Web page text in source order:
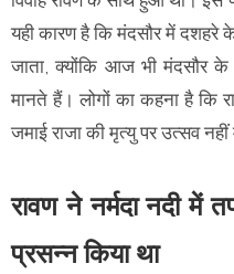
यही कारण है कि मंदसौर में दशहरे
जाता, क्योंकि आज भी मंदसौर के
मानते हैं। लोगों का कहना है कि
जमाई राजा की मृत्यु पर उत्सव
रावण ने नर्मदा नदी में
प्रसन्न किया था